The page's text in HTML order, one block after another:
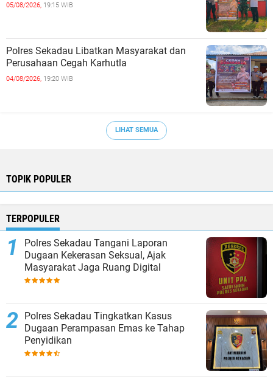
05/08/2026, 19:15 WIB
Polres Sekadau Libatkan Masyarakat dan
Perusahaan Cegah Karhutla
04/08/2026, 19:20 WIB
LIHAT SEMUA
TOPIK POPULER
TERPOPULER
Polres Sekadau Tangani Laporan
Dugaan Kekerasan Seksual, Ajak
Masyarakat Jaga Ruang Digital
Polres Sekadau Tingkatkan Kasus
Dugaan Perampasan Emas ke Tahap
Penyidikan